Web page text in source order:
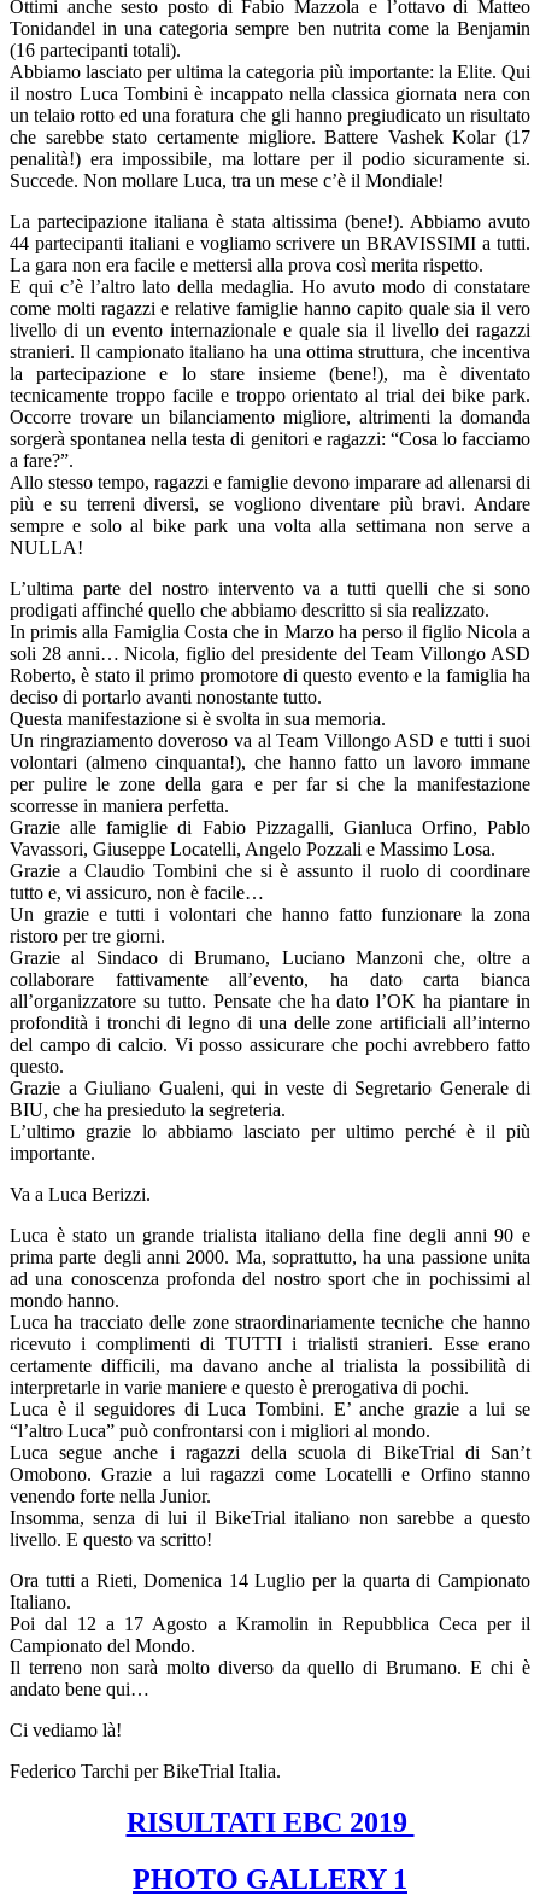
Ottimi anche sesto posto di Fabio Mazzola e l’ottavo di Matteo
Tonidandel in una categoria sempre ben nutrita come la Benjamin
(16 partecipanti totali).
Abbiamo lasciato per ultima la categoria più importante: la Elite. Qui
il nostro Luca Tombini è incappato nella classica giornata nera con
un telaio rotto ed una foratura che gli hanno pregiudicato un risultato
che sarebbe stato certamente migliore. Battere Vashek Kolar (17
penalità!) era impossibile, ma lottare per il podio sicuramente si.
Succede. Non mollare Luca, tra un mese c’è il Mondiale!
La partecipazione italiana è stata altissima (bene!). Abbiamo avuto
44 partecipanti italiani e vogliamo scrivere un BRAVISSIMI a tutti.
La gara non era facile e mettersi alla prova così merita rispetto.
E qui c’è l’altro lato della medaglia. Ho avuto modo di constatare
come molti ragazzi e relative famiglie hanno capito quale sia il vero
livello di un evento internazionale e quale sia il livello dei ragazzi
stranieri. Il campionato italiano ha una ottima struttura, che incentiva
la partecipazione e lo stare insieme (bene!), ma è diventato
tecnicamente troppo facile e troppo orientato al trial dei bike park.
Occorre trovare un bilanciamento migliore, altrimenti la domanda
sorgerà spontanea nella testa di genitori e ragazzi: “Cosa lo facciamo
a fare?”.
Allo stesso tempo, ragazzi e famiglie devono imparare ad allenarsi di
più e su terreni diversi, se vogliono diventare più bravi. Andare
sempre e solo al bike park una volta alla settimana non serve a
NULLA!
L’ultima parte del nostro intervento va a tutti quelli che si sono
prodigati affinché quello che abbiamo descritto si sia realizzato.
In primis alla Famiglia Costa che in Marzo ha perso il figlio Nicola a
soli 28 anni… Nicola, figlio del presidente del Team Villongo ASD
Roberto, è stato il primo promotore di questo evento e la famiglia ha
deciso di portarlo avanti nonostante tutto.
Questa manifestazione si è svolta in sua memoria.
Un ringraziamento doveroso va al Team Villongo ASD e tutti i suoi
volontari (almeno cinquanta!), che hanno fatto un lavoro immane
per pulire le zone della gara e per far si che la manifestazione
scorresse in maniera perfetta.
Grazie alle famiglie di Fabio Pizzagalli, Gianluca Orfino, Pablo
Vavassori, Giuseppe Locatelli, Angelo Pozzali e Massimo Losa.
Grazie a Claudio Tombini che si è assunto il ruolo di coordinare
tutto e, vi assicuro, non è facile…
Un grazie e tutti i volontari che hanno fatto funzionare la zona
ristoro per tre giorni.
Grazie al Sindaco di Brumano, Luciano Manzoni che, oltre a
collaborare fattivamente all’evento, ha dato carta bianca
all’organizzatore su tutto. Pensate che ha dato l’OK ha piantare in
profondità i tronchi di legno di una delle zone artificiali all’interno
del campo di calcio. Vi posso assicurare che pochi avrebbero fatto
questo.
Grazie a Giuliano Gualeni, qui in veste di Segretario Generale di
BIU, che ha presieduto la segreteria.
L’ultimo grazie lo abbiamo lasciato per ultimo perché è il più
importante.
Va a Luca Berizzi.
Luca è stato un grande trialista italiano della fine degli anni 90 e
prima parte degli anni 2000. Ma, soprattutto, ha una passione unita
ad una conoscenza profonda del nostro sport che in pochissimi al
mondo hanno.
Luca ha tracciato delle zone straordinariamente tecniche che hanno
ricevuto i complimenti di TUTTI i trialisti stranieri. Esse erano
certamente difficili, ma davano anche al trialista la possibilità di
interpretarle in varie maniere e questo è prerogativa di pochi.
Luca è il seguidores di Luca Tombini. E’ anche grazie a lui se
“l’altro Luca” può confrontarsi con i migliori al mondo.
Luca segue anche i ragazzi della scuola di BikeTrial di San’t
Omobono. Grazie a lui ragazzi come Locatelli e Orfino stanno
venendo forte nella Junior.
Insomma, senza di lui il BikeTrial italiano non sarebbe a questo
livello. E questo va scritto!
Ora tutti a Rieti, Domenica 14 Luglio per la quarta di Campionato
Italiano.
Poi dal 12 a 17 Agosto a Kramolin in Repubblica Ceca per il
Campionato del Mondo.
Il terreno non sarà molto diverso da quello di Brumano. E chi è
andato bene qui…
Ci vediamo là!
Federico Tarchi per BikeTrial Italia.
RISULTATI EBC 2019
PHOTO GALLERY 1